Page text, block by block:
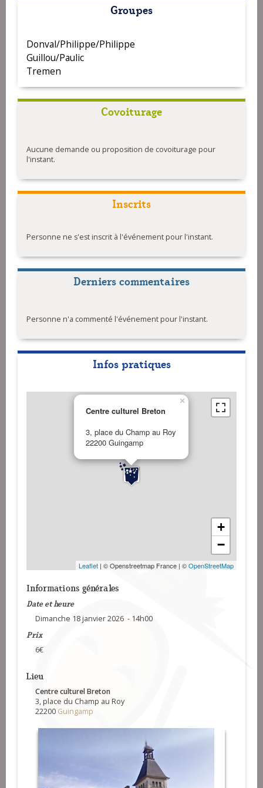
Groupes
Donval/Philippe/Philippe
Guillou/Paulic
Tremen
Covoiturage
Aucune demande ou proposition de covoiturage pour
l'instant.
Inscrits
Personne ne s'est inscrit à l'événement pour l'instant.
Derniers commentaires
Personne n'a commenté l'événement pour l'instant.
Infos pratiques
Centre culturel Breton
3, place du Champ au Roy
22200 Guingamp
×
+
−
Leaflet | © Openstreetmap France | ©OpenStreetMap
Informations générales
Date et heure
Dimanche 18 janvier 2026 - 14h00
Prix
6€
Lieu
Centre culturel Breton
3, place du Champ au Roy
22200 Guingamp